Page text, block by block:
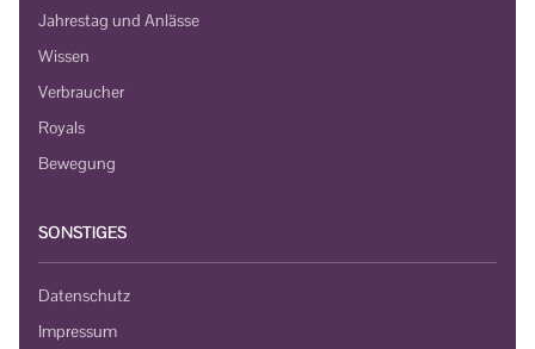
Jahrestag und Anlässe
Wissen
Verbraucher
Royals
Bewegung
SONSTIGES
Datenschutz
Impressum